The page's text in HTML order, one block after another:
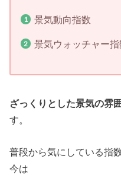
景気動向指数
景気ウォッチャー指
ざっくりとした景気の雰
す。
普段から気にしている指
今は